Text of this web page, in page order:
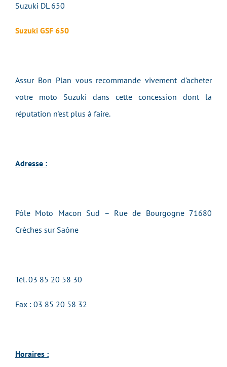
Suzuki DL 650
Suzuki GSF 650
Assur Bon Plan vous recommande vivement d'acheter
votre moto Suzuki dans cette concession dont la
réputation n'est plus à faire.
Adresse :
Pôle Moto Macon Sud – Rue de Bourgogne 71680
Crèches sur Saône
Tél.03 85 20 58 30
Fax : 03 85 20 58 32
Horaires :